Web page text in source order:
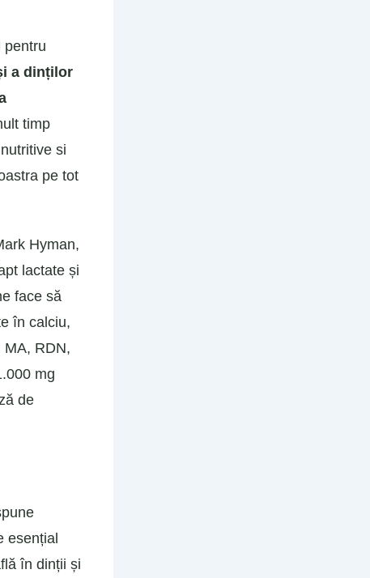
pentru
a dinților
timp
si
pe tot
Hyman,
lactate și
face să
în calciu,
MA, RDN,
mg
de
esențial
în dinții și